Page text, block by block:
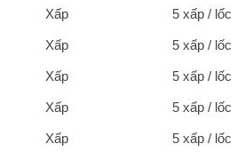
Xấp 5 xấp / lốc
Xấp 5 xấp / lốc
Xấp 5 xấp / lốc
Xấp 5 xấp / lốc
Xấp 5 xấp / lốc